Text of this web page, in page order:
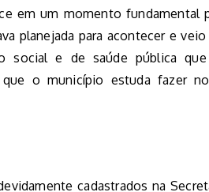
em um momento fundamental
planejada para acontecer e
social e de saúde pública
o município estuda fazer
cadastrados na